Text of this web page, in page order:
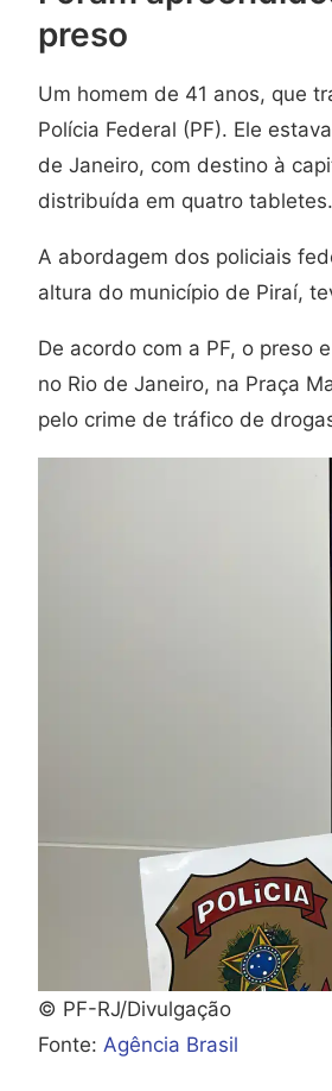
preso
Um homem de 41 anos, que
Polícia Federal (PF). Ele
de Janeiro, com destino à
distribuída em quatro tabletes.
A abordagem dos policiais
altura do município de Piraí,
De acordo com a PF, o preso
no Rio de Janeiro, na Praça
pelo crime de tráfico de
© PF-RJ/Divulgação
Fonte: Agência Brasil